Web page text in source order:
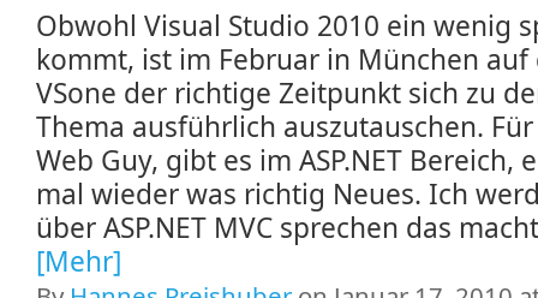
Obwohl Visual Studio 2010 ein wenig
kommt, ist im Februar in München auf
VSone der richtige Zeitpunkt sich zu
Thema ausführlich auszutauschen.
Web Guy, gibt es im ASP.NET Bereich,
mal wieder was richtig Neues. Ich
über ASP.NET MVC sprechen das
[Mehr]